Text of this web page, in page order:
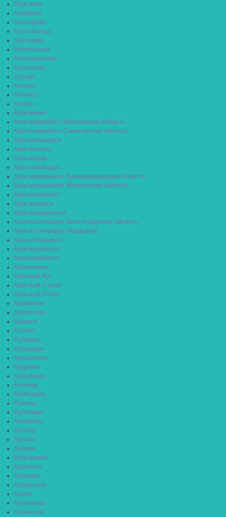
Корсаков
Коряжма
Костерёво
Костомукша
Кострома
Котельники
Котельниково
Котельнич
Котлас
Котово
Котовск
Кохма
Красавино
Красноармейск Московская область
Красноармейск Саратовская область
Красновишерск
Красногорск
Краснодар
Краснозаводск
Краснознаменск Калининградская область
Краснознаменск Московская область
Краснокаменск
Краснокамск
Красноперекопск
Краснослободск Волгоградская область
Краснослободск Мордовия
Краснотурьинск
Красноуральск
Красноуфимск
Красноярск
Красный Кут
Красный Сулин
Красный Холм
Кремёнки
Кропоткин
Крымск
Кстово
Кубинка
Кувандык
Кувшиново
Кудрово
Кудымкар
Кузнецк
Куйбышев
Кукмор
Кулебаки
Кумертау
Кунгур
Купино
Курган
Курганинск
Курильск
Курлово
Куровское
Курск
Куртамыш
Курчалой